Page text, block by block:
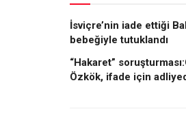
İsviçre’nin iade ettiği
bebeğiyle tutuklandı
“Hakaret”
Özkök, ifade için